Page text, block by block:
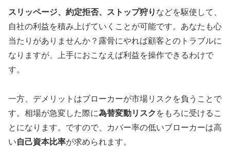
スリッページ、約定拒否、ストップ狩り などを駆使して、
自社の利益を積み上げていくことが可能です。あなたも心
当たりがありませんか？露骨にやれば顧客とのトラブルに
なりますが、上手におこなえば利益を操作できるわけで
す。
一方、デメリットはブローカーが市場リスクを負うことで
す。相場が急変した際に為替変動リスク をもろに受けるこ
とになります。ですので、カバー率の低いブローカーは高
い自己資本比率が求められます。